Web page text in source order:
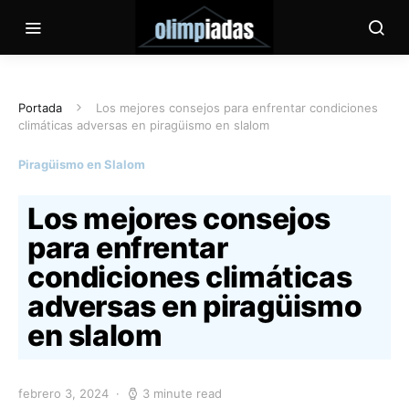
Portada
Los mejores consejos para enfrentar condiciones
climáticas adversas en piragüismo en slalom
Piragüismo en Slalom
Los mejores consejos
para enfrentar
condiciones climáticas
adversas en piragüismo
en slalom
febrero 3, 2024 3 minute read